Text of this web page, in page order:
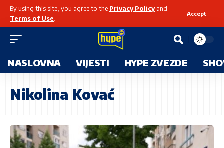
By using this site, you agree to the Privacy Policyand
Terms of Use
Accept
NASLOVNA VIJESTI HYPE ZVEZDE
Nikolina Kovać